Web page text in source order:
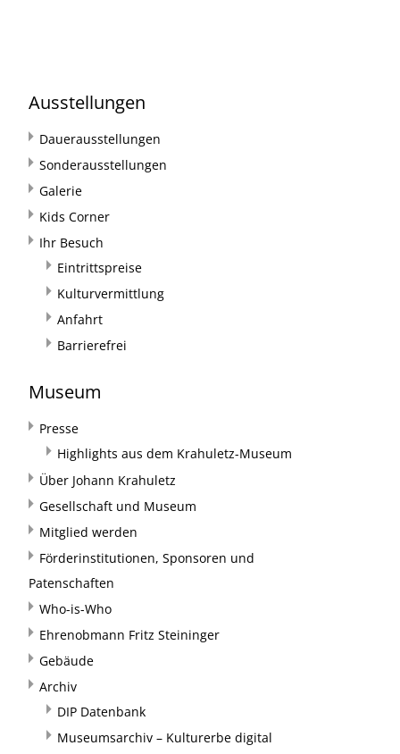
Ausstellungen
Dauerausstellungen
Sonderausstellungen
Galerie
Kids Corner
Ihr Besuch
Eintrittspreise
Kulturvermittlung
Anfahrt
Barrierefrei
Museum
Presse
Highlights aus dem Krahuletz-Museum
Über Johann Krahuletz
Gesellschaft und Museum
Mitglied werden
Förderinstitutionen, Sponsoren und
Patenschaften
Who-is-Who
Ehrenobmann Fritz Steininger
Gebäude
Archiv
DIP Datenbank
Museumsarchiv – Kulturerbe digital